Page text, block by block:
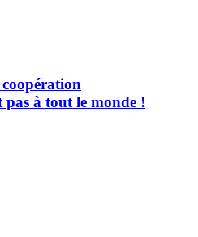
à tout le monde !